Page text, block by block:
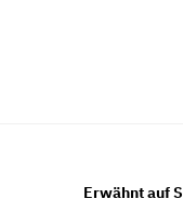
Erwähnt auf